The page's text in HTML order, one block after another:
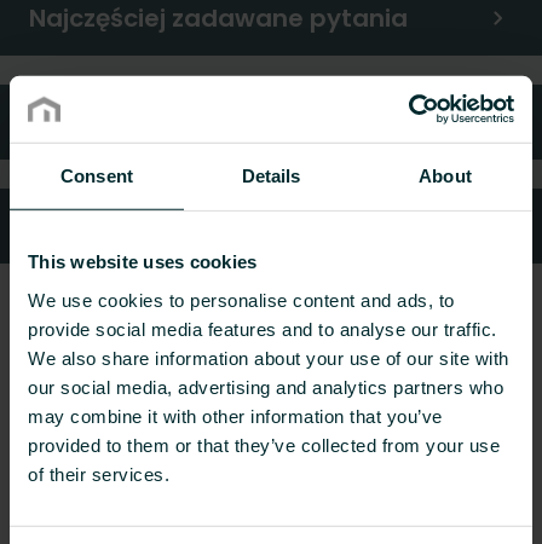
Consent Details About
This website uses cookies
We use cookies to personalise content and ads, to
provide social media features and to analyse our traffic.
We also share information about your use of our site with
our social media, advertising and analytics partners who
may combine it with other information that you’ve
provided to them or that they’ve collected from your use
of their services.
Najczęściej zadawane pytania
Gwarancja i reklamacje